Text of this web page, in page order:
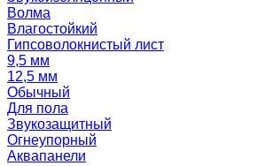
Волма
Влагостойкий
Гипсоволокнистый лист
9,5 мм
12,5 мм
Обычный
Для пола
Звукозащитный
Огнеупорный
Аквапанели